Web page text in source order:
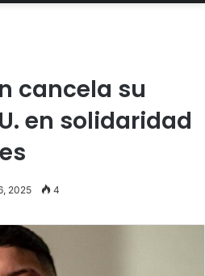
cancela su
en solidaridad
2025 4